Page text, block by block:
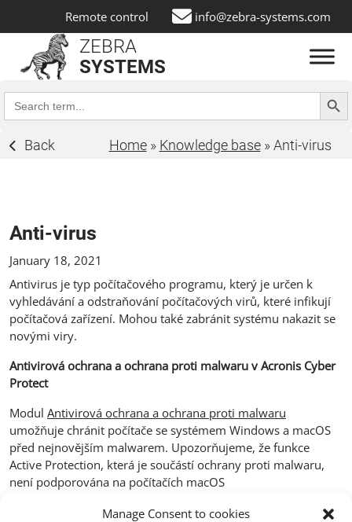
Manage Consent to cookies
Remote control info@zebra-systems.com
ZEBRA
SYSTEMS
Search
for:
Search
Back Home» Knowledge base»Anti-virus
Anti-virus
January 18, 2021
Antivirus je typ počítačového programu, který je určen k
vyhledávání a odstraňování počítačových virů, které infikují
počítačová zařízení. Mohou také zabránit systému nakazit se
novými viry.
Antivirová ochrana a ochrana proti malwaru v Acronis Cyber
Protect
Modul Antivirová ochrana a ochrana proti malwaru
umožňuje chránit počítače se systémem Windows a macOS
před nejnovějším malwarem. Upozorňujeme, že funkce
Active Protection, která je součástí ochrany proti malwaru,
není podporována na počítačích macOS
Služba Acronis Cyber Protect je podporována a